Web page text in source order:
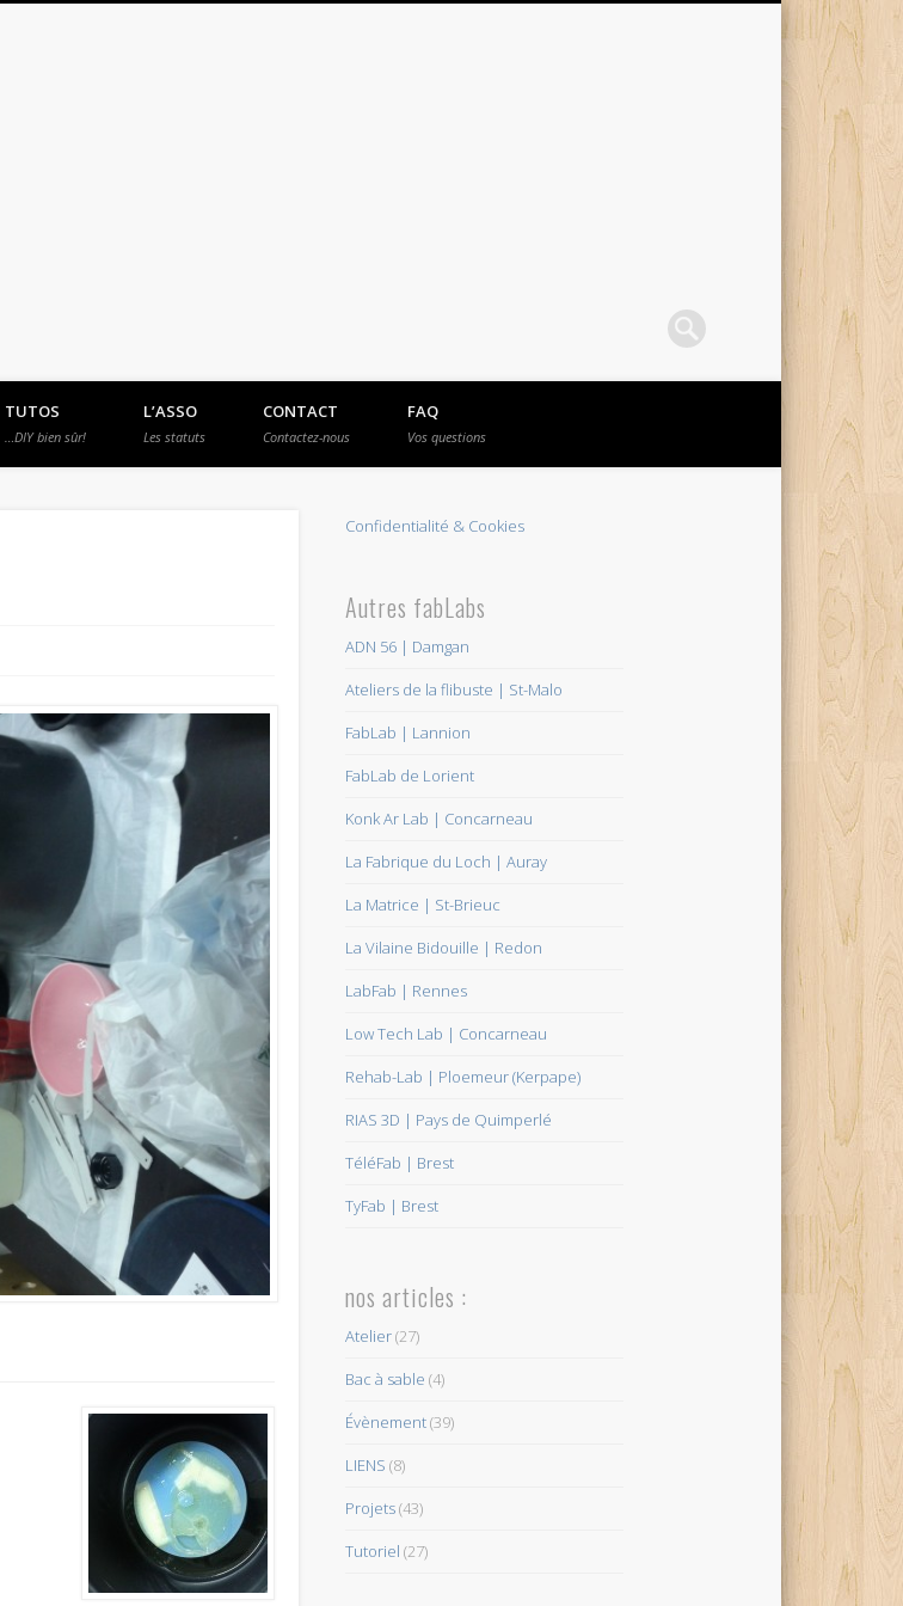
TUTOS
…DIY bien sûr!
L’ASSO
Les statuts
CONTACT
Contactez-nous
FAQ
Vos questions
Confidentialité & Cookies
Autres fabLabs
ADN 56 | Damgan
Ateliers de la flibuste | St-Malo
FabLab | Lannion
FabLab de Lorient
Konk Ar Lab | Concarneau
La Fabrique du Loch | Auray
La Matrice | St-Brieuc
La Vilaine Bidouille | Redon
LabFab | Rennes
Low Tech Lab | Concarneau
Rehab-Lab | Ploemeur (Kerpape)
RIAS 3D | Pays de Quimperlé
TéléFab | Brest
TyFab | Brest
nos articles :
Atelier(27)
Bac à sable (4)
Évènement(39)
LIENS (8)
Projets(43)
Tutoriel (27)